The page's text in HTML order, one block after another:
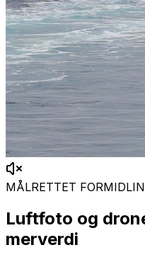
MÅLRETTET
Luftfoto og
merverdi